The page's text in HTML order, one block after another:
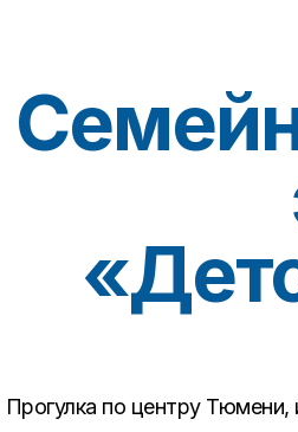
Прогулка по центру Тюмени,